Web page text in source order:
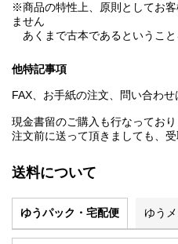
※商品の特性上、原則としてお
ません
あくまで古本であるというこ
他特記事項
FAX、お手紙の注文、問い合わせ
現金書留のご購入も行なっており
注文前に送って頂きましても、受
送料について
ゆうパック・宅配便 ゆう